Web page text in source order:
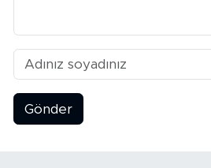
Gönder